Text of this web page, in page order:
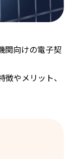
関向けの電子契
やメリット、